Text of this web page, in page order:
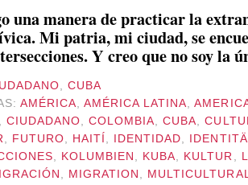
una manera de practicar la
Mi patria, mi ciudad, se
Y creo que no soy la
, CUBA
AMÉRICA, AMÉRICA LATINA,
CIUDADANO,COLOMBIA,CUBA,
, FUTURO, HAITÍ , IDENTIDAD,
, KOLUMBIEN , KUBA, KULTUR ,
, MIGRATION ,